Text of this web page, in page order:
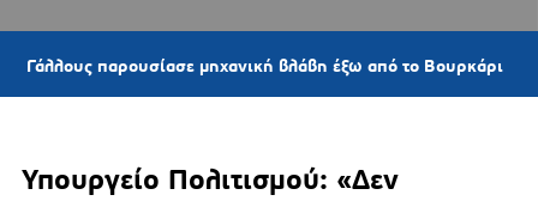
παρουσίασε μηχανική βλάβη έξω από το Βουρκάρι 7
Υπουργείο Πολιτισμού: «Δεν